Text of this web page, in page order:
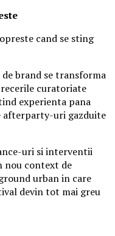
cand se sting
brand se transforma
curatoriate
experienta pana
afterparty-uri gazduite
uri si interventii
nou context de
urban in care
devin tot mai greu